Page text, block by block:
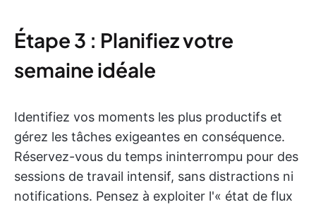
Étape 3 : Planifiez votre
semaine idéale
Identifiez vos moments les plus productifs et
gérez les tâches exigeantes en conséquence.
Réservez-vous du temps ininterrompu pour des
sessions de travail intensif, sans distractions ni
notifications. Pensez à exploiter l'« état de flux